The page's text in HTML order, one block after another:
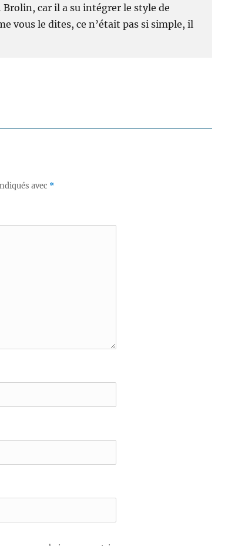
car il a su intégrer le style de
vous le dites, ce n’était pas si simple, il
avec *